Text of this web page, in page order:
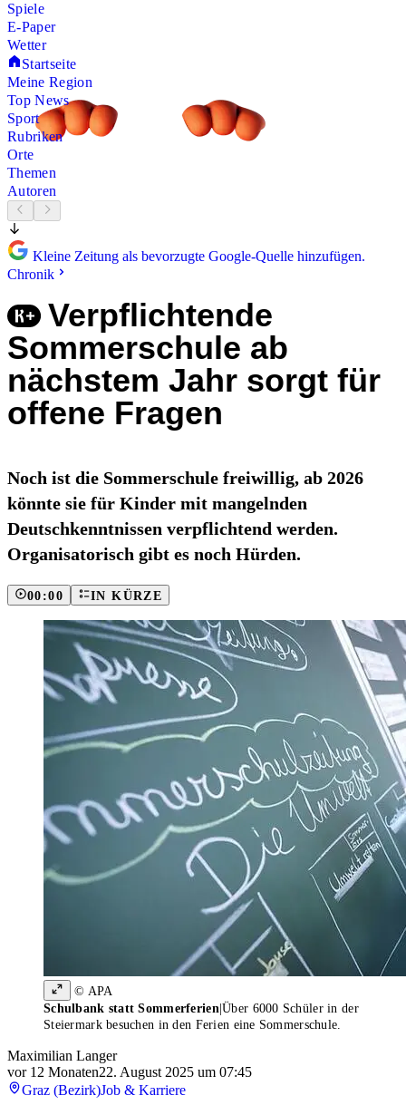
Spiele
E-Paper
Wetter
Startseite
Meine Region
Top News
Sport
Rubriken
Orte
Themen
Autoren
Kleine Zeitung als bevorzugte Google-Quelle hinzufügen.
Chronik
Verpflichtende
Sommerschule ab
nächstem Jahr sorgt für
offene Fragen
Noch ist die Sommerschule freiwillig, ab 2026
könnte sie für Kinder mit mangelnden
Deutschkenntnissen verpflichtend werden.
Organisatorisch gibt es noch Hürden.
00:00 IN KÜRZE
© APA
Schulbank statt Sommerferien|Über 6000 Schüler in der
Steiermark besuchen in den Ferien eine Sommerschule.
Maximilian Langer
vor 12 Monaten22. August 2025 um 07:45
Graz (Bezirk)Job & Karriere